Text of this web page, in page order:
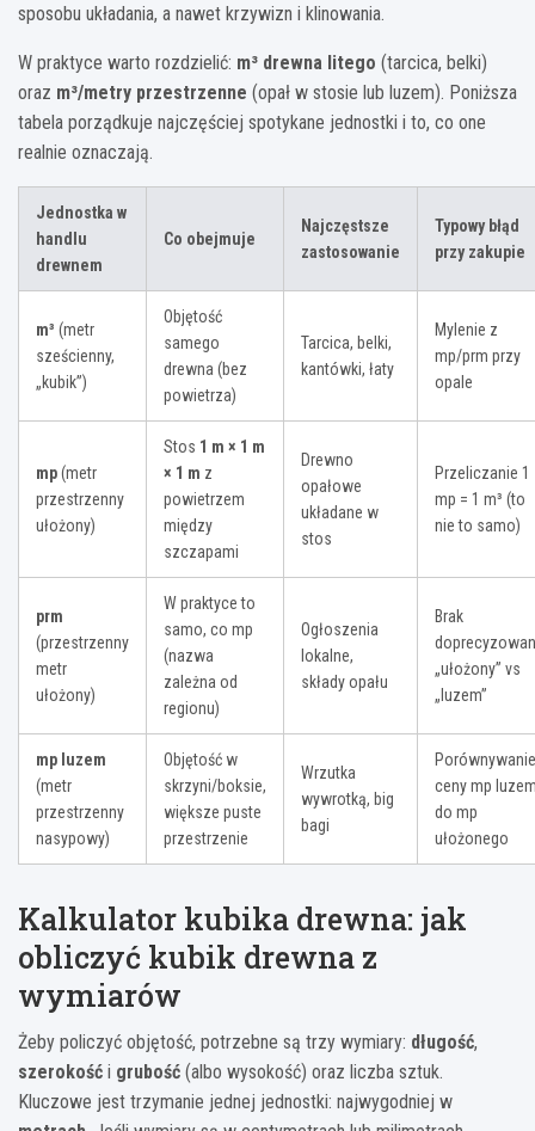
sposobu układania, a nawet krzywizn i klinowania.
W praktyce warto rozdzielić: m³ drewna litego (tarcica, belki)
oraz m³/metry przestrzenne (opał w stosie lub luzem). Poniższa
tabela porządkuje najczęściej spotykane jednostki i to, co one
realnie oznaczają.
Jednostka w
handlu
drewnem
Co obejmuje
Najczęstsze
zastosowanie
Typowy błąd
przy zakupie
m³ (metr
sześcienny,
„kubik”)
Objętość
samego
drewna (bez
powietrza)
Tarcica, belki,
kantówki, łaty
Mylenie z
mp/prm przy
opale
mp(metr
przestrzenny
ułożony)
Stos 1 m × 1 m
× 1 m z
powietrzem
między
szczapami
Drewno
opałowe
układane w
stos
Przeliczanie 1
mp = 1 m³ (to
nie to samo)
prm
(przestrzenny
metr
ułożony)
W praktyce to
samo, co mp
(nazwa
zależna od
regionu)
Ogłoszenia
lokalne,
składy opału
Brak
„ułożony” vs
„luzem”
mp luzem
(metr
przestrzenny
nasypowy)
Objętość w
skrzyni/boksie,
większe puste
przestrzenie
Wrzutka
wywrotką, big
bagi
Porównywanie
ceny mp
do mp
ułożonego
Kalkulator kubika drewna: jak
obliczyć kubik drewna z
wymiarów
Żeby policzyć objętość, potrzebne są trzy wymiary: długość,
szerokość i grubość (albo wysokość) oraz liczba sztuk.
Kluczowe jest trzymanie jednej jednostki: najwygodniej w